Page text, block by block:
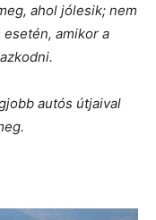
ahol jólesik; nem
amikor a
autós útjaival